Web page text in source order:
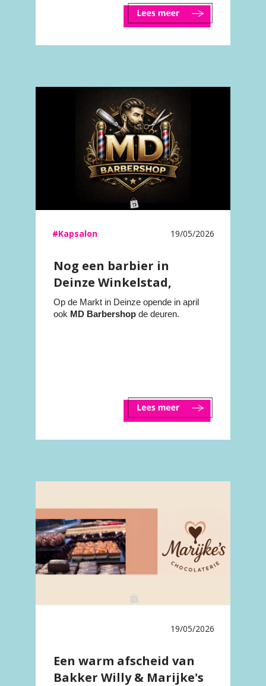
#Kapsalon 19/05/2026
Nog een barbier in
Deinze Winkelstad,
welkom MD Barbershop!
Op de Markt in Deinze opende in april
ook MD Barbershop de deuren.
19/05/2026
Een warm afscheid van
Bakker Willy & Marijke's